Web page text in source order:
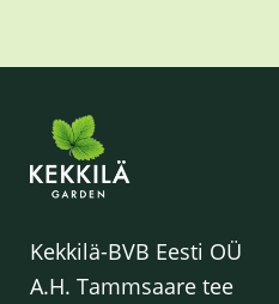
Kekkilä-BVB Eesti OÜ
A.H. Tammsaare tee